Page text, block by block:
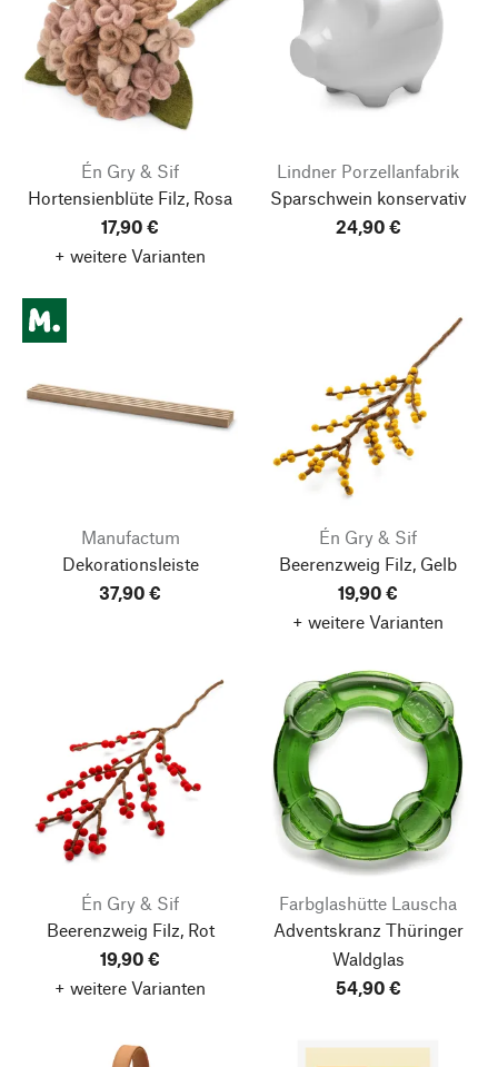
Én Gry & Sif
Hortensienblüte Filz, Rosa
17,90 €
+ weitere Varianten
Lindner Porzellanfabrik
Sparschwein konservativ
24,90 €
Manufactum
Dekorationsleiste
37,90 €
Én Gry & Sif
Beerenzweig Filz, Gelb
19,90 €
+ weitere Varianten
Én Gry & Sif
Beerenzweig Filz, Rot
19,90 €
+ weitere Varianten
Farbglashütte Lauscha
Adventskranz Thüringer
Waldglas
54,90 €